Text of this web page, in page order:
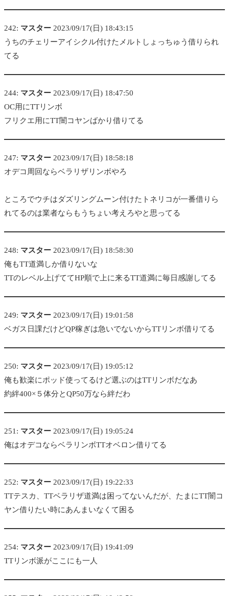
242: マスター 2023/09/17(日) 18:43:15
うちのチェリーアイシクル付けたメルトしょっちゅう借りられ
てる
244: マスター 2023/09/17(日) 18:47:50
OC用にTTリンボ
フリクエ用にTT闇コヤンばかり借りてる
247: マスター 2023/09/17(日) 18:58:18
オデコ周回ならベラリザリンボやろ
ところでウチはダズリングムーン付けたトネリコが一番借りら
れてるのは業者ならもうちょい考えろやと思ってる
248: マスター 2023/09/17(日) 18:58:30
俺もTT道満しか借りないな
TTのレベル上げててHP順で上に来るTT道満に毎日感謝してる
249: マスター 2023/09/17(日) 19:01:58
ベガス日課だけどQP稼ぎは急いでないからTTリンボ借りてる
250: マスター 2023/09/17(日) 19:05:12
俺も歓楽にポッド使ってるけど選ぶのはTTリンボだなあ
約絆400×５体分とQP50万なら絆だわ
251: マスター 2023/09/17(日) 19:05:24
俺はオデコならベラリンボTTオベロン借りてる
252: マスター 2023/09/17(日) 19:22:33
TTテスカ、TTベラリザ道満は困ってないんだが、たまにTT闇コ
ヤン借りたい時にあんまいなくて困る
254: マスター 2023/09/17(日) 19:41:09
TTリンボ派がここにも一人